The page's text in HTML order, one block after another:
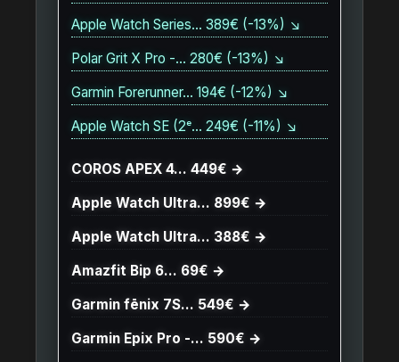
Apple Watch Series… 389€ (-13%) ↘
Polar Grit X Pro -… 280€ (-13%) ↘
Garmin Forerunner… 194€ (-12%) ↘
Apple Watch SE (2ᵉ… 249€ (-11%) ↘
COROS APEX 4… 449€ →
Apple Watch Ultra… 899€ →
Apple Watch Ultra… 388€ →
Amazfit Bip 6… 69€ →
Garmin fēnix 7S… 549€ →
Garmin Epix Pro -… 590€ →